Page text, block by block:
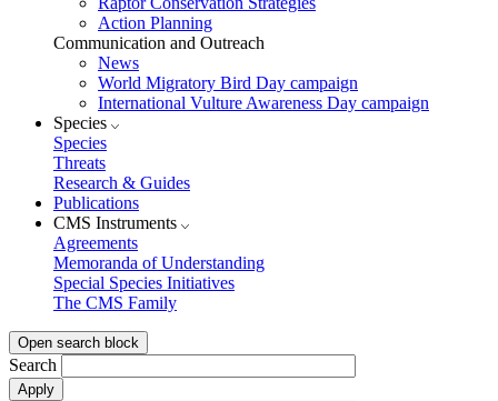
Action Planning
Communication and Outreach
News
World Migratory Bird Day campaign
International Vulture Awareness Day campaign
Species
Species
Threats
Research & Guides
Publications
CMS Instruments
Agreements
Memoranda of Understanding
Special Species Initiatives
The CMS Family
Open search block
Search